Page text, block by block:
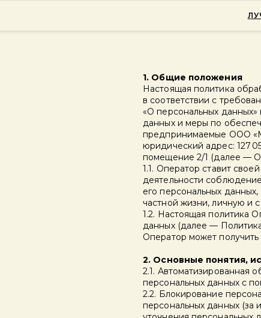
1. Общие положения
Настоящая политика
в соответствии с
«О персональных
данных и меры по
предпринимаемые ООО
юридический адрес: 127
помещение 2/1 (далее —
1.1. Оператор ставит
деятельности
его персональных
частной жизни, личную и
1.2. Настоящая политика
данных (далее —
Оператор может получить
2. Основные понятия,
2.1. Автоматизированная
персональных данных с
2.2. Блокирование
персональных данных (за